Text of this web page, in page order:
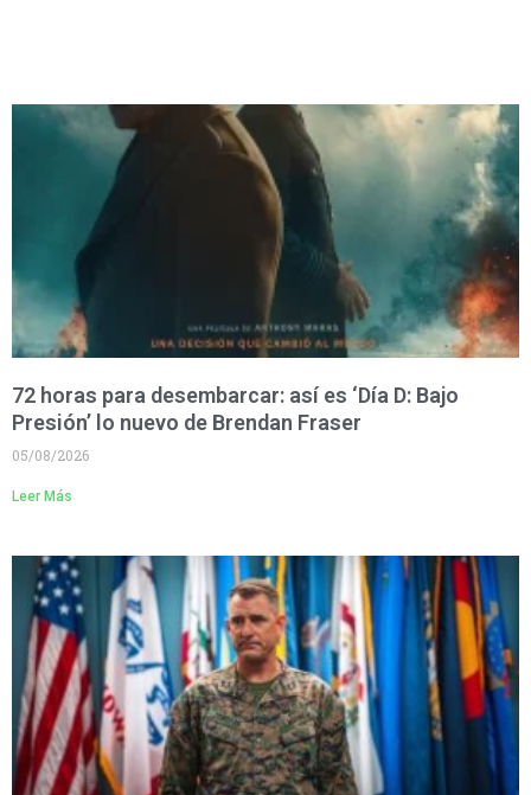
72 horas para desembarcar: así es ‘Día D: Bajo
Presión’ lo nuevo de Brendan Fraser
05/08/2026
Leer Más